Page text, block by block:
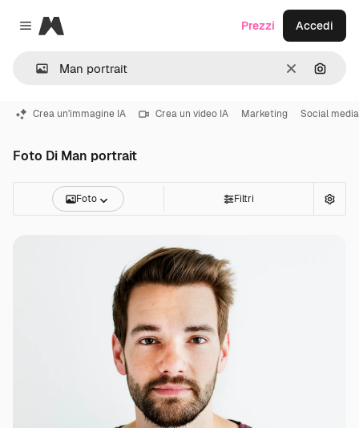
Close menu
Magnific
CancellaCerca
Prezzi Accedi
Crea un'immagine IA Crea un video IA Marketing Social media
Foto Di Man portrait
Foto Filtri